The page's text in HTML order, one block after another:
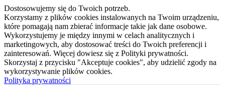
Dostosowujemy się do Twoich potrzeb.
Korzystamy z plików cookies instalowanych na Twoim urządzeniu,
które pomagają nam zbierać informacje takie jak dane osobowe.
Wykorzystujemy je między innymi w celach analitycznych i
marketingowych, aby dostosować treści do Twoich preferencji i
zainteresowań. Więcej dowiesz się z Polityki prywatności.
Skorzystaj z przycisku "Akceptuje cookies", aby udzielić zgody na
wykorzystywanie plików cookies.
Polityka prywatności